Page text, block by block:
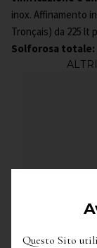
inox. Affinamento
Tronçais) da 225 lt
Solforosa totale:
Questo Sito